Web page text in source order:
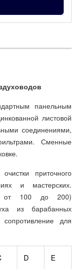
панельным
листовой
соединениями,
Сменные
приточного
и мастерских.
от 100 до 200)
из барабанных
для
D E